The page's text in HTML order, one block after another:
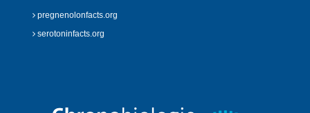
pregnenolonfacts.org
serotoninfacts.org